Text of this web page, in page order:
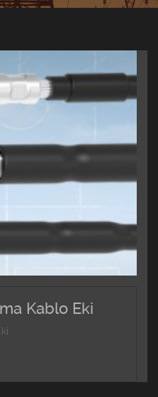
Kablo Eki